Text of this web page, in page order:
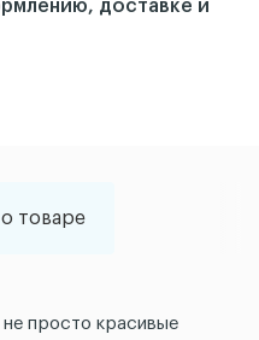
доставке и
товаре
просто красивые